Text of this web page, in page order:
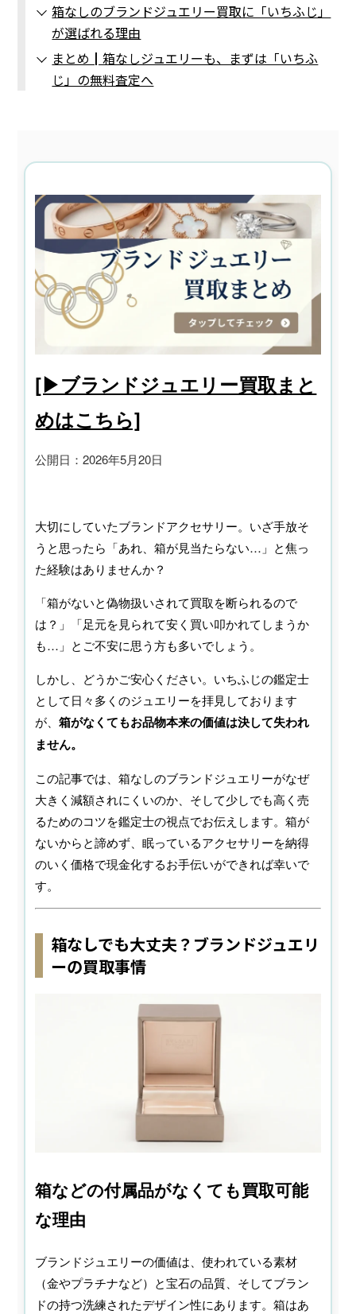
箱なしのブランドジュエリー買取に「いちふじ」
が選ばれる理由
まとめ┃箱なしジュエリーも、まずは「いちふ
じ」の無料査定へ
[▶ブランドジュエリー買取まと
めはこちら]
公開日：2026年5月20日
大切にしていたブランドアクセサリー。いざ手放そ
うと思ったら「あれ、箱が見当たらない…」と焦っ
た経験はありませんか？
「箱がないと偽物扱いされて買取を断られるので
は？」「足元を見られて安く買い叩かれてしまうか
も…」とご不安に思う方も多いでしょう。
しかし、どうかご安心ください。いちふじの鑑定士
として日々多くのジュエリーを拝見しております
が、箱がなくてもお品物本来の価値は決して失われ
ません。
この記事では、箱なしのブランドジュエリーがなぜ
大きく減額されにくいのか、そして少しでも高く売
るためのコツを鑑定士の視点でお伝えします。箱が
ないからと諦めず、眠っているアクセサリーを納得
のいく価格で現金化するお手伝いができれば幸いで
す。
箱なしでも大丈夫？ブランドジュエリ
ーの買取事情
箱などの付属品がなくても買取可能
な理由
ブランドジュエリーの価値は、使われている素材
（金やプラチナなど）と宝石の品質、そしてブラン
ドの持つ洗練されたデザイン性にあります。箱はあ